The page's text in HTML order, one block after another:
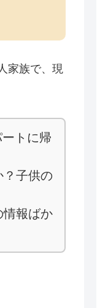
家族で、現
トに帰
？子供の
情報ばか